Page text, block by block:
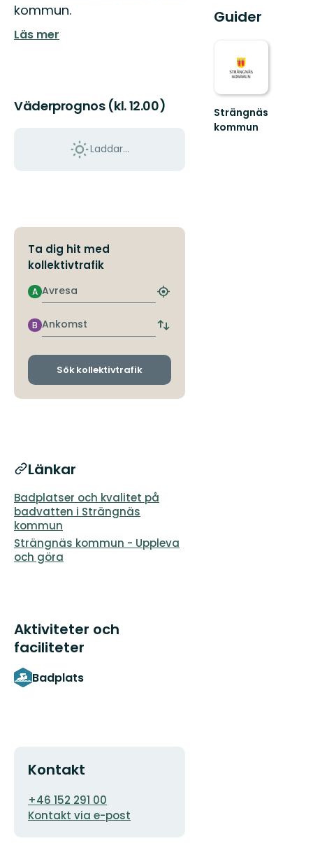
kommun.
Läs mer
Väderprognos (kl. 12.00)
Laddar...
Ta dig hit med
kollektivtrafik
Avresa
A
Hitta
hållplats
Ankomst
B
Byt
och
Sök kollektivtrafik
Länkar
Badplatser och kvalitet på
badvatten i Strängnäs
kommun
Strängnäs kommun - Uppleva
och göra
Aktiviteter och
faciliteter
Badplats
Kontakt
E-
postadress
+46 152 291 00
Kontakt via e-post
Guider
Strängnäs
kommun